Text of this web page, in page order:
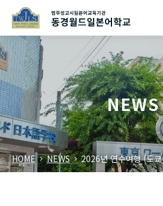
日本語
English
中文（简体
NEWS
HOME NEWS 2026년 연수여행 (도